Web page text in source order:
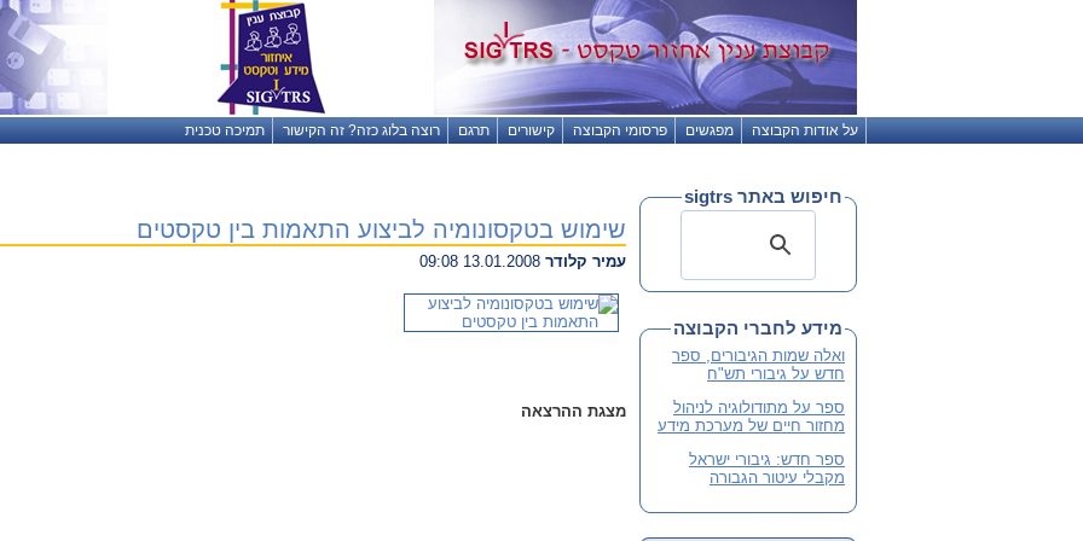
על אודות הקבוצה מפגשים פרסומי הקבוצה קישורים תרגם רוצה בלוג כזה? זה הקישור תמיכה טכנית
שימוש בטקסונומיה לביצוע התאמות בין טקסטים
עמיר קלודר
מצגת ההרצאה
חיפוש באתר sigtrs
מידע לחברי הקבוצה
ואלה שמות הגיבורים, ספר
חדש על גיבורי תש"ח
ספר על מתודולוגיה לניהול
מחזור חיים של מערכת מידע
ספר חדש: גיבורי ישראל
מקבלי עיטור הגבורה